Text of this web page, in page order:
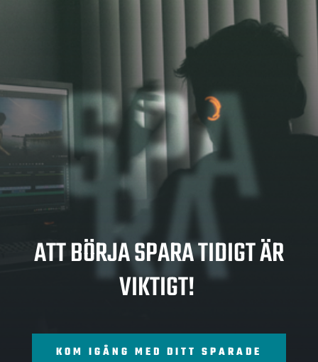
SPA
RA
ATT BÖRJA SPARA TIDIGT ÄR
VIKTIGT!
KOM IGÅNG MED DITT SPARADE